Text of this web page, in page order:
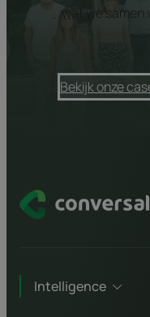
wat we samen
Bekijk onze
Intelligence